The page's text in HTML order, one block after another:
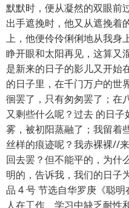
默默时，便从凝然的双眼前
出手遮挽时，他又从遮挽着
上，他便伶伶俐俐地从我身
睁开眼和太阳再见，这算又
是新来的日子的影儿又开
的日子里，在千门万户的世
徊罢了，只有匆匆罢了；在
又剩些什么呢？过去 的日
雾，被初阳蒸融了；我留着
丝样的痕迹呢？我赤裸裸//
回去罢？但不能平的，为
明的，告诉我，我们的
品 4 号 节选自华罗庚《聪
人在工作、学习中缺乏耐性